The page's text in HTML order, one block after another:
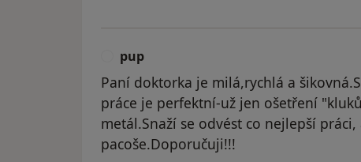
pup
Paní doktorka je milá,rychlá a
práce je perfektní-už jen ošetření
metál.Snaží se odvést co nejlepší
pacoše.Doporučuji!!!